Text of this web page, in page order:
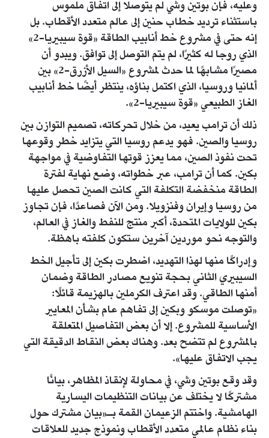
وعليه، فإن بوتين وشي لم يتوصلا إلى اتفاق ملموس
باستثناء ترديد خطاب حنين إلى عالم متعدد الأقطاب. بل
إنه حتى في مشروع خط أنابيب الطاقة «قوة سيبيريا-2»
الذي روجا له كثيرًا، لم يتم التوصل إلى توافق. ويبدو أن
مصيرًا مشابهًا لما حدث لمشروع «السيل الأزرق-2» بين
ألمانيا وروسيا، الذي اكتمل بناؤه، ينتظر أيضًا خط أنابيب
الغاز الطبيعي «قوة سيبيريا-2».
ذلك أن ترامب يعيد، من خلال تحركاته، تصميم التوازن بين
روسيا والصين. فهو يدعم روسيا التي يتزايد خطر وقوعها
تحت نفوذ الصين، مما يعزز قوتها التفاوضية في مواجهة
بكين. كما أن ترامب، عبر خطواته، وضع نهاية لفترة
الطاقة منخفضة التكلفة التي كانت الصين تحصل عليها
من روسيا وإيران وفنزويلا. ومن الآن فصاعدًا، فإن تجاوز
بكين للولايات المتحدة، أكبر منتج للنفط والغاز في العالم،
والتوجه نحو موردين آخرين ستكون كلفته باهظة.
وإدراكًا منها لهذا التهديد، اضطرت بكين إلى تأجيل الخط
السيبيري الثاني بحجة تنويع مصادر الطاقة وضمان
أمنها الطاقي. وقد اعترف الكرملين بالهزيمة قائلًا:
«توصلت موسكو وبكين إلى تفاهم عام بشأن المعايير
الأساسية للمشروع. إلا أن بعض التفاصيل المتعلقة
بالمشروع لم تتضح بعد. وهناك بعض النقاط الدقيقة التي
يجب الاتفاق عليها».
وقد وقع بوتين وشي، في محاولة لإنقاذ المظاهر، بيانًا
مشتركًا لا يختلف عن بيانات التنظيمات اليسارية
الهامشية. واختتم الزعيمان القمة بـ«بيان مشترك حول
بناء نظام عالمي متعدد الأقطاب ونموذج جديد للعلاقات